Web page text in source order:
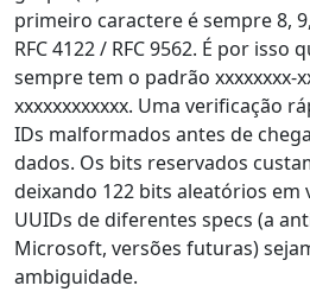
primeiro caractere é sempre 8,
RFC 4122 / RFC 9562. É por isso
sempre tem o padrão xxxxxxxx-
xxxxxxxxxxxx. Uma verificação
IDs malformados antes de
dados. Os bits reservados
deixando 122 bits aleatórios
UUIDs de diferentes specs (a
Microsoft, versões futuras)
ambiguidade.